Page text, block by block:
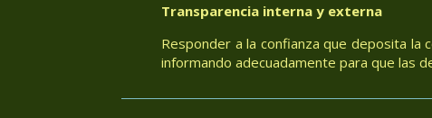
Transparencia interna y externa
Responder a la confianza que deposita la
informando adecuadamente para que las